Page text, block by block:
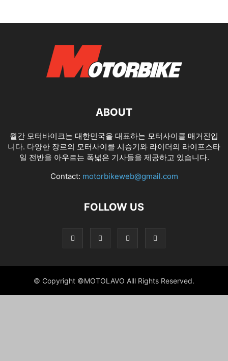
ABOUT
월간 모터바이크는 대한민국을 대표하는 모터사이클 매거진입
니다. 다양한 장르의 모터사이클 시승기와 라이더의 라이프스타
일 전반을 아우르는 폭넓은 기사들을 제공하고 있습니다.
Contact: motorbikeweb@gmail.com
FOLLOW US
© Copyright ©MOTOLAVO Alll Rights Reserved.